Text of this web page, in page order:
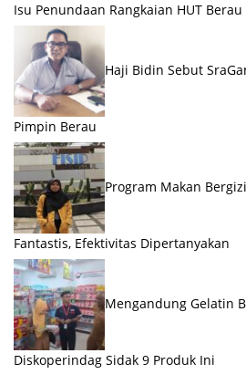
Isu Penundaan Rangkaian HUT Berau
Haji Bidin Sebut
Pimpin Berau
Program Makan
Fantastis, Efektivitas Dipertanyakan
Mengandung Gelatin
Diskoperindag Sidak 9 Produk Ini